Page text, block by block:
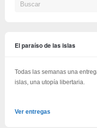
El paraíso de las islas
Todas las semanas una
islas, una utopía libertaria.
Ver entregas